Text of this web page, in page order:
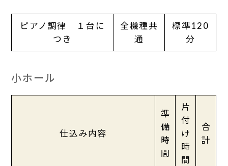
ピアノ調律 １台に
つき
全機種共
通
標準120
分
小ホール
仕込み内容
準
備
時
間
片
付
け
時
間
合
計